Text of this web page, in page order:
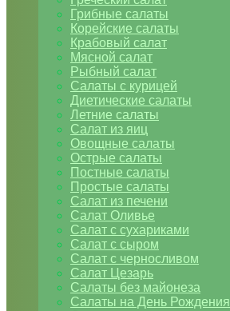
Грибные салаты
Корейские салаты
Крабовый салат
Мясной салат
Рыбный салат
Салаты с курицей
Диетические салаты
Летние салаты
Салат из яиц
Овощные салаты
Острые салаты
Постные салаты
Простые салаты
Салат из печени
Салат Оливье
Салат с сухариками
Салат с сыром
Салат с черносливом
Салат Цезарь
Салаты без майонеза
Салаты на День Рождения